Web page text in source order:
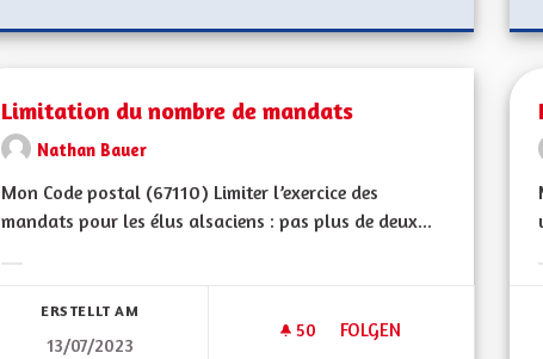
Limitation du nombre de mandats
Nathan Bauer
Mon Code postal (67110) Limiter l’exercice des
mandats pour les élus alsaciens : pas plus de deux...
ERSTELLT AM
13/07/2023
50 50 FOLLOWER
FOLGEN
LIMITATION DU NOMBRE